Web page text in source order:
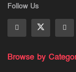
Follow Us
Browse by